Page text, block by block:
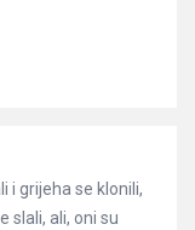
i grijeha se klonili,
slali, ali, oni su